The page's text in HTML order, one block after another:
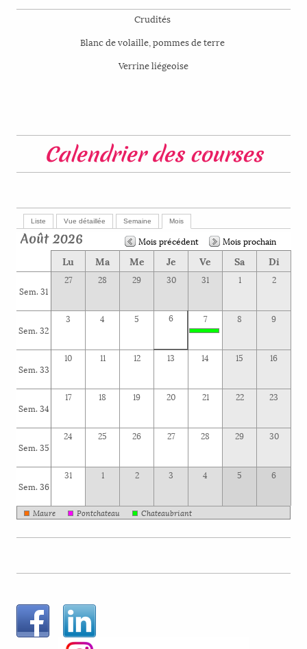
Crudités
Blanc de volaille, pommes de terre
Verrine liégeoise
Calendrier des courses
Liste Vue détaillée Semaine Mois
Août 2026 Mois prochain
Mois précédent
Lu Ma Me Je Ve Sa Di
Sem. 31
27 28 29 30 31 1 2
Sem. 32
3 4 5 6 7 8 9
Sem. 33
10 11 12 13 14 15 16
Sem. 34
17 18 19 20 21 22 23
Sem. 35
24 25 26 27 28 29 30
Sem. 36
31 1 2 3 4 5 6
Maure Pontchateau Chateaubriant